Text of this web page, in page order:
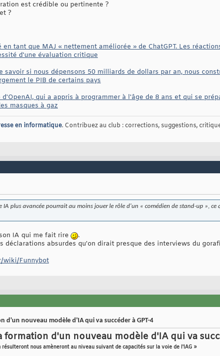
est crédible ou pertinente ?
?
en tant que MAJ « nettement améliorée » de ChatGPT. Les
d'une évaluation critique
savoir si nous dépensons 50 milliards de dollars par an, nous
le PIB de certains pays
d'OpenAI, qui a appris à programmer à l'âge de 8 ans et qui se
masques à gaz
en informatique. Contribuez au club : corrections, suggestions,
IA plus avancée pourrait au moins jouer le rôle d'un « comédien de stand-up », ce
IA qui me fait rire
.
déclarations absurdes qu'on dirait presque des interviews du
wiki/Funnybot
d'un nouveau modèle d'IA qui va succéder à GPT-4
formation d'un nouveau modèle d'IA qui va
nous amèneront au niveau suivant de capacités sur la voie de l'IAG »